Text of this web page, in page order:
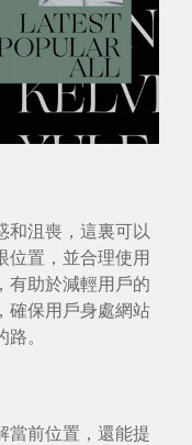
和沮喪，這裏可以
位置，並合理使用
有助於減輕用戶的
確保用戶身處網站
。
當前位置，還能提